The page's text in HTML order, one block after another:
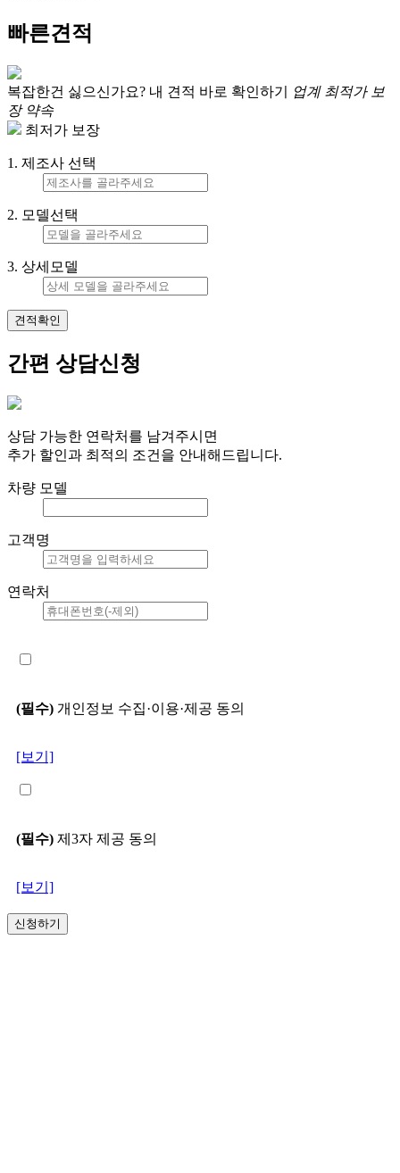
빠른견적
복잡한건 싫으신가요? 내 견적 바로 확인하기
업계 최적가 보
장 약속
최저가 보장
1. 제조사 선택
2. 모델선택
3. 상세모델
견적확인
간편 상담신청
상담 가능한 연락처를 남겨주시면
추가 할인과 최적의 조건을 안내해드립니다.
차량 모델
고객명
연락처
(필수) 개인정보 수집·이용·제공 동의
[보기]
(필수) 제3자 제공 동의
[보기]
신청하기